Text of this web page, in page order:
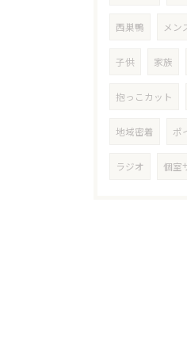
西巣鴨 メン
子供 家族
抱っこカット
地域密着 ポ
ラジオ 個室